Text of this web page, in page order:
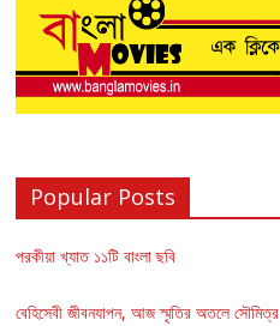
Popular Posts
পরকীয়া খ্যাত ১১টি বাংলা ছবি
বেহিসেবী জীবনযাপন, আজ স্মৃতির অতলে সৌমিত্র